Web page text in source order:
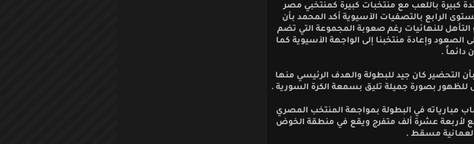
كبيرة باللعب مع منتخبات كبيرة كمنتخبي مصر
الرابع بالتصفيات الآسيوية أكد المحمد بأن
للنهائيات رغم صعوبة المجموعة التي تضم
وإعادة منتخبنا إلى الواجهة الآسيوية كما
دائماً .
التحضير كان جيد للبطولة والهدف الرئيسي منها
للظهور بصورة جميلة تليق بسمعة الكرة السورية .
مبارياته في البطولة بمواجهة المنتخب المصري
عشرة ألف متفرج ويقع في منطقة الخوض
مسقط .